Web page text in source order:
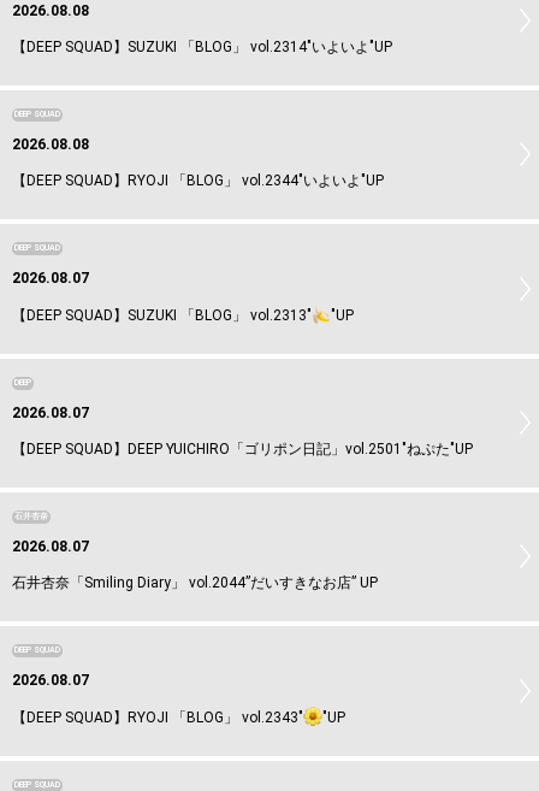
2026.08.08
【DEEP SQUAD】SUZUKI 「BLOG」 vol.2314"いよいよ"UP
DEEP SQUAD
2026.08.08
【DEEP SQUAD】RYOJI 「BLOG」 vol.2344"いよいよ"UP
DEEP SQUAD
2026.08.07
【DEEP SQUAD】SUZUKI 「BLOG」 vol.2313" "UP
DEEP
2026.08.07
【DEEP SQUAD】DEEP YUICHIRO「ゴリポン日記」vol.2501"ねぷた"UP
石井杏奈
2026.08.07
石井杏奈「Smiling Diary」 vol.2044”だいすきなお店” UP
DEEP SQUAD
2026.08.07
【DEEP SQUAD】RYOJI 「BLOG」 vol.2343" "UP
DEEP SQUAD